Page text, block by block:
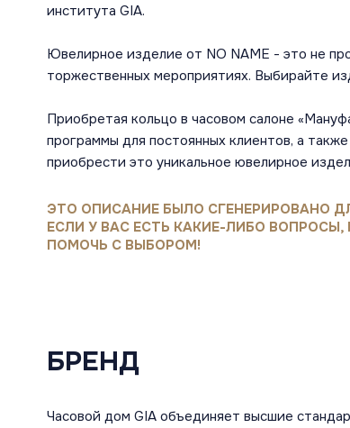
института GIA.
Ювелирное изделие от NO NAME - это не
торжественных мероприятиях. Выбирайте
Приобретая кольцо в часовом салоне
программы для постоянных клиентов, а
приобрести это уникальное ювелирное
ЭТО ОПИСАНИЕ БЫЛО СГЕНЕРИРОВАНО
ЕСЛИ У ВАС ЕСТЬ КАКИЕ-ЛИБО
ПОМОЧЬ С ВЫБОРОМ!
БРЕНД
Часовой дом GIA объединяет высшие